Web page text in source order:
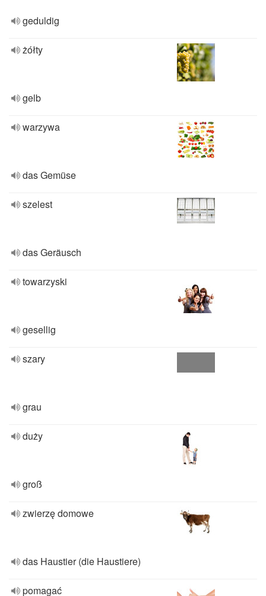
geduldig
żółty
gelb
warzywa
das Gemüse
szelest
das Geräusch
towarzyski
gesellig
szary
grau
duży
groß
zwierzę domowe
das Haustier (die Haustiere)
pomagać